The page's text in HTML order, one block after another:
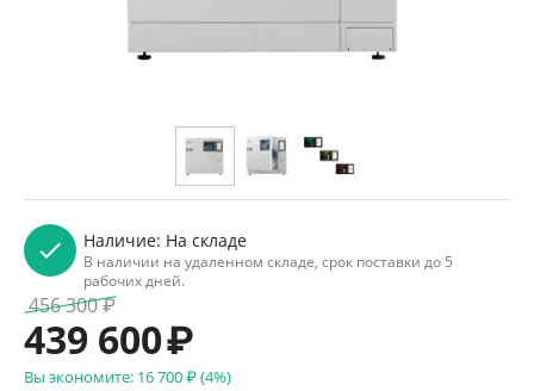
Наличие: На складе
В наличии на удаленном складе, срок поставки до 5
рабочих дней.
456 300₽
439 600₽
Вы экономите: 16 700₽(4%)